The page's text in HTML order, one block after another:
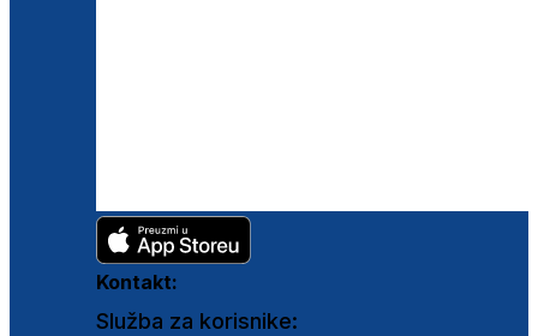
Kontakt:
Služba za korisnike: